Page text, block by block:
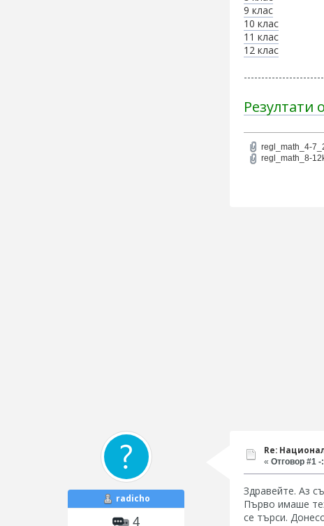
9 клас
10 клас
11 клас
12 клас
regl_math_4-
regl_math_8-
radicho
4
Re:
« Отговор #1 -:
Здравейте. Аз
Първо имаше
се търси.